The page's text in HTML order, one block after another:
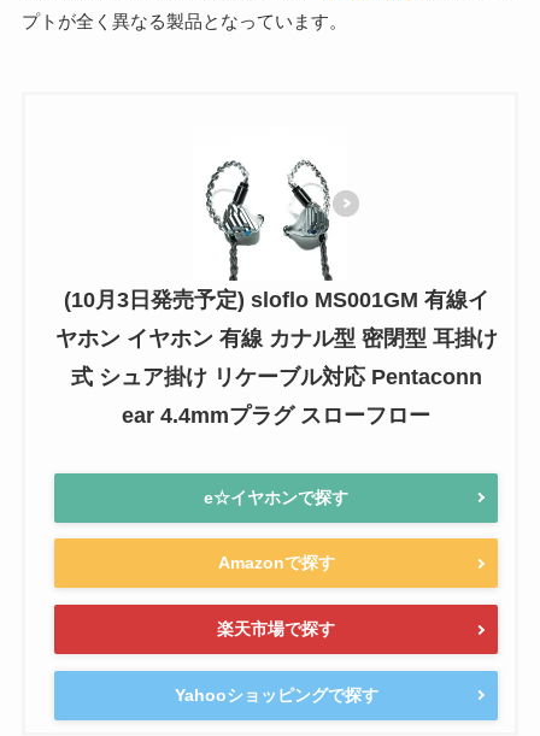
プトが全く異なる製品となっています。
(10月3日発売予定) sloflo MS001GM 有線イ
ヤホン イヤホン 有線 カナル型 密閉型 耳掛け
式 シュア掛け リケーブル対応 Pentaconn
ear 4.4mmプラグ スローフロー
e☆イヤホンで探す
Amazonで探す
楽天市場で探す
Yahooショッピングで探す